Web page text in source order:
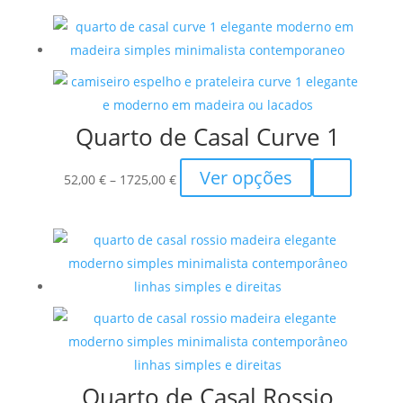
Quarto de Casal Curve 1
52,00 € – 1725,00 €Price
range:
through
1725,00 €
Ver opções
product
multiple
variants.
options
may